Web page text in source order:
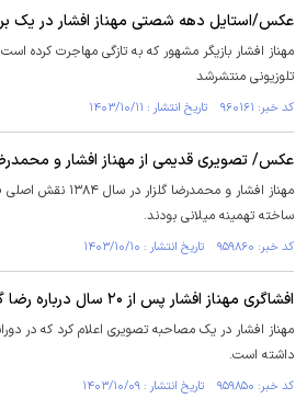
عکس/استایل دهه شصتی مهناز افشار در یک
مهناز افشار بازیگر مشهور که به تازگی مهاجرت کرده است
تلوزیونی منتشرشد
کد خبر: ۹۶۰۱۶۱ تاریخ انتشار : ۱۴۰۳/۱۰/۱۱
عکس/ تصویری قدیمی از مهناز افشار و محمدرضا
مهناز افشار و محمدرضا
ساخته تهمینه میلانی بودند.
کد خبر: ۹۵۹۸۶۰ تاریخ انتشار : ۱۴۰۳/۱۰/۱۰
افشاگری مهناز افشار پس از ۲۰ سال درباره رضا گلزار: به او علاقه داشتم
مهناز افشار در یک مصاحبه تصویری اعلام کرد که در
داشته است.
کد خبر: ۹۵۹۸۵۰ تاریخ انتشار : ۱۴۰۳/۱۰/۰۹